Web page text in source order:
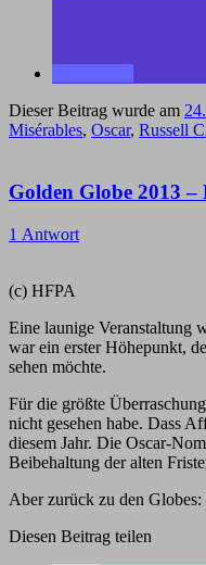
Dieser Beitrag wurde am
Misérables, Oscar, Russell
Golden Globe 2013 –
1 Antwort
(c) HFPA
Eine launige Veranstaltung
war ein erster Höhepunkt,
sehen möchte.
Für die größte
nicht gesehen habe. Dass
diesem Jahr. Die Oscar-
Beibehaltung der alten
Aber zurück zu den Globes:
Diesen Beitrag teilen